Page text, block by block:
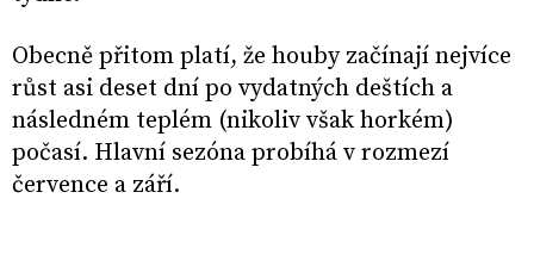
Obecně přitom platí, že houby začínají nejvíce
růst asi deset dní po vydatných deštích a
následném teplém (nikoliv však horkém)
počasí. Hlavní sezóna probíhá v rozmezí
července a září.